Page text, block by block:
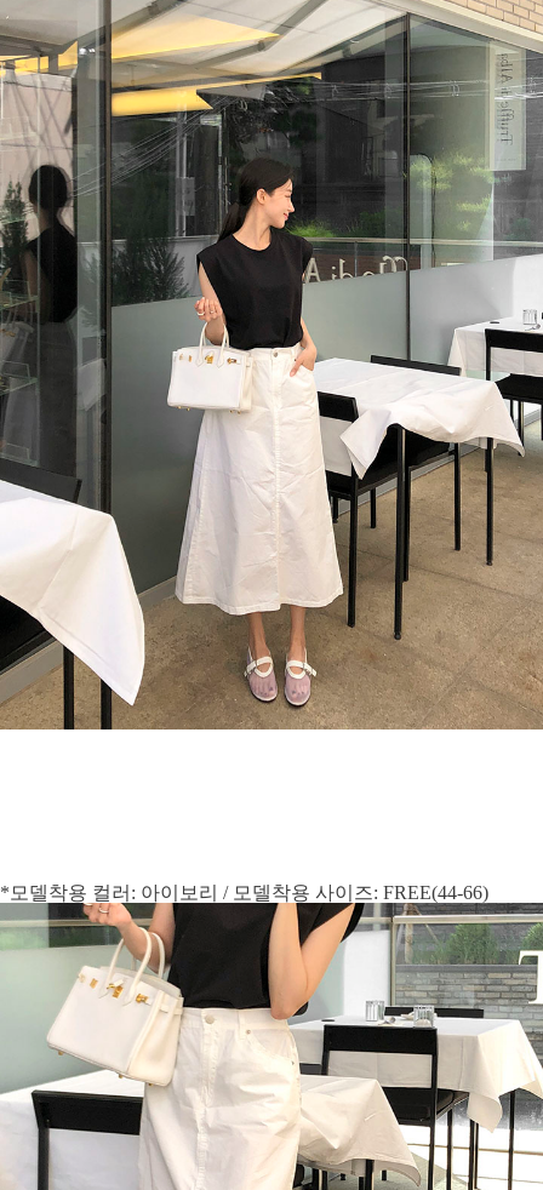
*모델착용 컬러: 아이보리 / 모델착용 사이즈: FREE(44-66)